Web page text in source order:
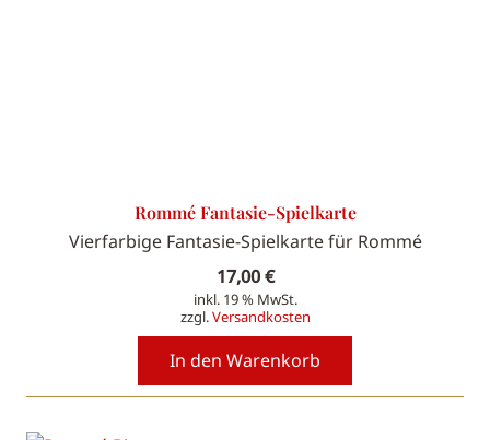
Rommé Fantasie-Spielkarte
Vierfarbige Fantasie-Spielkarte für Rommé
17,00€
inkl. 19 % MwSt.
zzgl.Versandkosten
In den Warenkorb